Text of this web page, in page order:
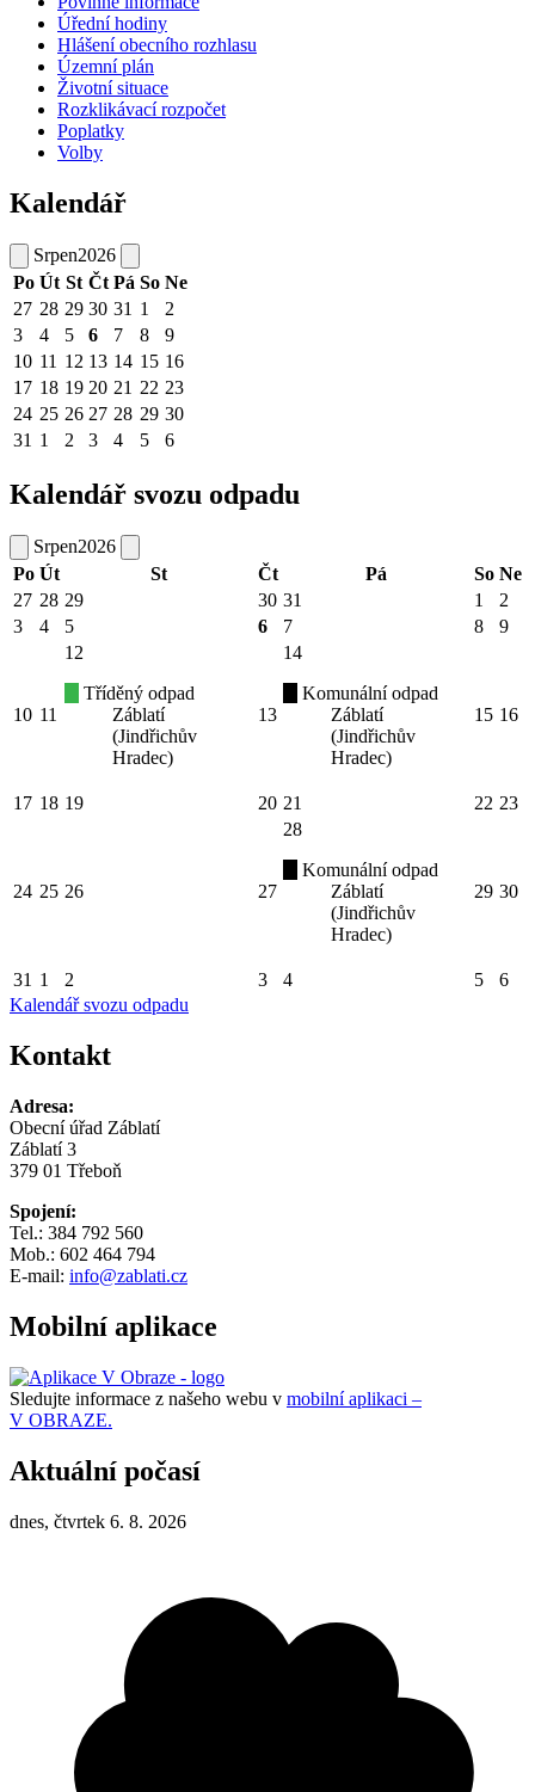
Úřední hodiny
Hlášení obecního rozhlasu
Územní plán
Životní situace
Rozklikávací rozpočet
Poplatky
Volby
Kalendář
Srpen2026
Po Út St Čt Pá So Ne
27 28 29 30 31 1
2
3
4 5 6 7 8
9
10 11 12 13 14 15 16
17 18 19 20 21 22 23
24 25 26 27 28 29 30
31 1 2 3 4 5 6
Kalendář svozu odpadu
Srpen2026
Po Út St Čt Pá So Ne
27 28 29 30 31 1
2
3
4 5 6 7 8 9
10 11
12
Tříděný odpad
Záblatí
(Jindřichův
Hradec)
13
14
Komunální odpad
Záblatí
(Jindřichův
Hradec)
15 16
17 18 19 20 21 22 23
24 25 26 27
28
Komunální odpad
Záblatí
(Jindřichův
Hradec)
29 30
31 1 2 3 4 5
6
Kalendář svozu odpadu
Kontakt
Adresa:
Obecní úřad Záblatí
Záblatí 3
379 01 Třeboň
Spojení:
Tel.: 384 792 560
Mob.: 602 464 794
E-mail: info@zablati.cz
Mobilní aplikace
Sledujte informace z našeho webu v mobilní aplikaci –
V OBRAZE.
Aktuální počasí
dnes, čtvrtek 6. 8. 2026